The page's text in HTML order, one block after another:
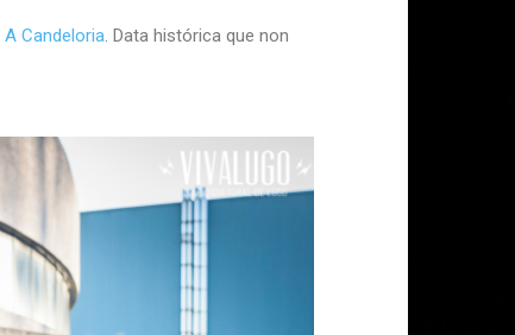
A Candeloria. Data histórica que non